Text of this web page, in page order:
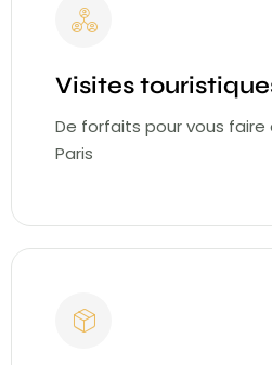
Visites
De forfaits pour vous faire
Paris